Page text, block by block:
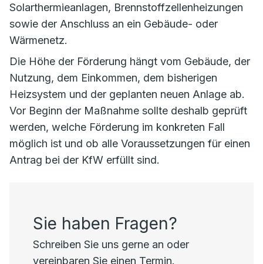
Solarthermieanlagen, Brennstoffzellenheizungen
sowie der Anschluss an ein Gebäude- oder
Wärmenetz.
Die Höhe der Förderung hängt vom Gebäude, der
Nutzung, dem Einkommen, dem bisherigen
Heizsystem und der geplanten neuen Anlage ab.
Vor Beginn der Maßnahme sollte deshalb geprüft
werden, welche Förderung im konkreten Fall
möglich ist und ob alle Voraussetzungen für einen
Antrag bei der KfW erfüllt sind.
Sie haben Fragen?
Schreiben Sie uns gerne an oder
vereinbaren Sie einen Termin.